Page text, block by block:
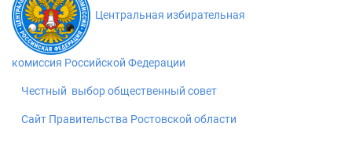
Центральная избирательная
комиссия Российской Федерации
Честный выбор общественный совет
Сайт Правительства Ростовской области